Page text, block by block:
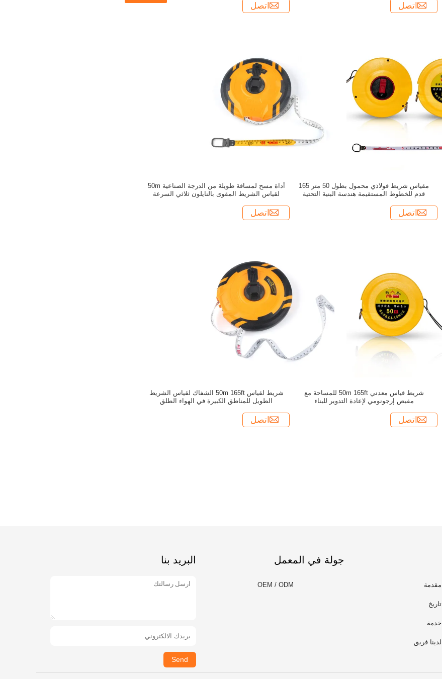
اتصل اتصل
أداة مسح لمسافة طويلة من الدرجة الصناعية 50m
لقياس الشريط المقوى بالنايلون ثلاثي السرعة
اتصل
مقياس شريط فولاذي محمول بطول 50 متر 165
قدم للخطوط المستقيمة هندسة البنية التحتية
اتصل
شريط لقياس 50m 165ft الشفاك لقياس الشريط
الطويل للمناطق الكبيرة في الهواء الطلق
اتصل
شريط قياس معدني 50m 165ft للمساحة مع
مقبض إرجونومي لإعادة التدوير للبناء
اتصل
مقدمة
تاريخ
خدمة
لدينا فريق
جولة في المعمل
OEM / ODM
البريد بنا
Send